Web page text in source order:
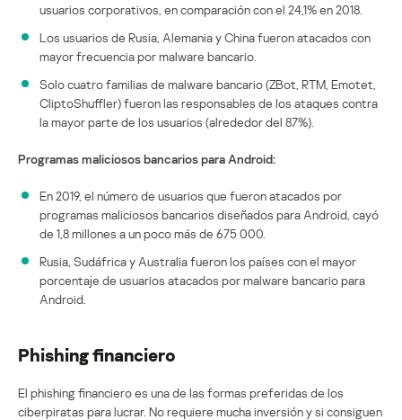
usuarios corporativos, en comparación con el 24,1% en 2018.
Los usuarios de Rusia, Alemania y China fueron atacados con
mayor frecuencia por malware bancario.
Solo cuatro familias de malware bancario (ZBot, RTM, Emotet,
CliptoShuffler) fueron las responsables de los ataques contra
la mayor parte de los usuarios (alrededor del 87%).
Programas maliciosos bancarios para Android:
En 2019, el número de usuarios que fueron atacados por
programas maliciosos bancarios diseñados para Android, cayó
de 1,8 millones a un poco más de 675 000.
Rusia, Sudáfrica y Australia fueron los países con el mayor
porcentaje de usuarios atacados por malware bancario para
Android.
Phishing financiero
El phishing financiero es una de las formas preferidas de los
ciberpiratas para lucrar. No requiere mucha inversión y si consiguen